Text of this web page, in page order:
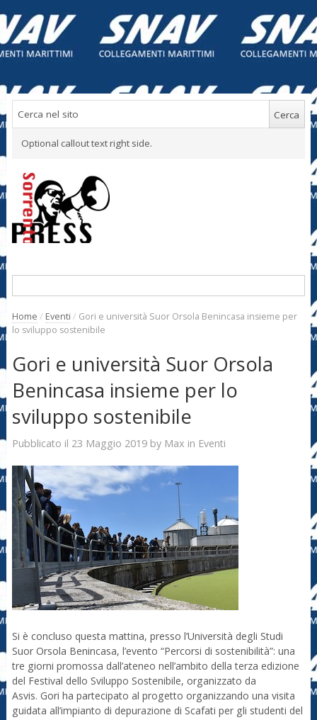
Optional callout text right side.
Home / Eventi / Gori e università Suor Orsola Benincasa insieme per
lo sviluppo sostenibile
Gori e università Suor Orsola
Benincasa insieme per lo
sviluppo sostenibile
Pubblicato il 23 Maggio 2019by Max in Eventi
Si è concluso questa mattina, presso l’Università degli Studi
Suor Orsola Benincasa, l’evento “Percorsi di sostenibilità”: una
tre giorni promossa dall’ateneo nell’ambito della terza edizione
del Festival dello Sviluppo Sostenibile, organizzato da
Asvis. Gori ha partecipato al progetto organizzando una visita
guidata all’impianto di depurazione di Scafati per gli studenti del